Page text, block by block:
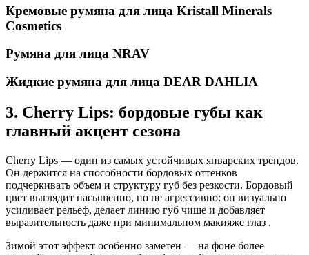
Кремовые румяна для лица Kristall Minerals
Cosmetics
Румяна для лица NRAV
Жидкие румяна для лица DEAR DAHLIA
3. Cherry Lips: бордовые губы как
главный акцент сезона
Cherry Lips — один из самых устойчивых январских трендов.
Он держится на способности бордовых оттенков
подчеркивать объем и структуру губ без резкости. Бордовый
цвет выглядит насыщенно, но не агрессивно: он визуально
усиливает рельеф, делает линию губ чище и добавляет
выразительность даже при минимальном макияже глаз .
Зимой этот эффект особенно заметен — на фоне более